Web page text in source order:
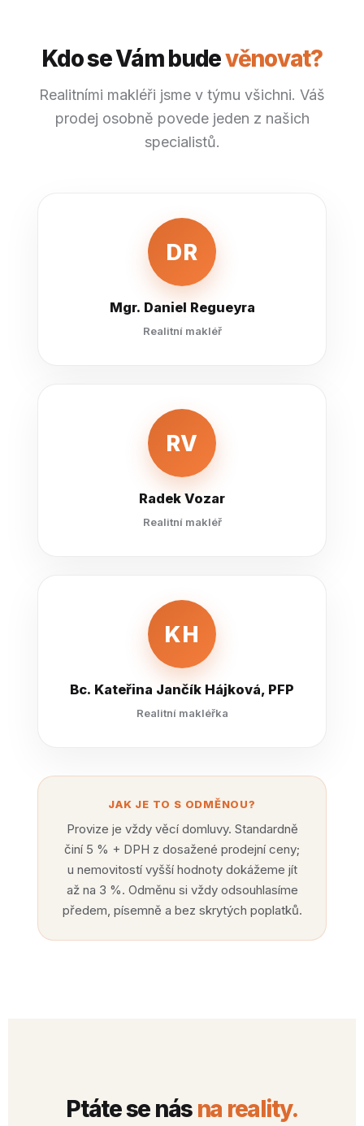
Kdo se Vám budevěnovat?
Realitními makléři jsme v týmu všichni. Váš
prodej osobně povede jeden z našich
specialistů.
DR
Mgr. Daniel Regueyra
Realitní makléř
RV
Radek Vozar
Realitní makléř
KH
Bc. Kateřina Jančík Hájková, PFP
Realitní makléřka
JAK JE TO S ODMĚNOU?
Provize je vždy věcí domluvy. Standardně
činí 5 % + DPH z dosažené prodejní ceny;
u nemovitostí vyšší hodnoty dokážeme jít
až na 3 %. Odměnu si vždy odsouhlasíme
předem, písemně a bez skrytých poplatků.
Ptáte se nás na reality.